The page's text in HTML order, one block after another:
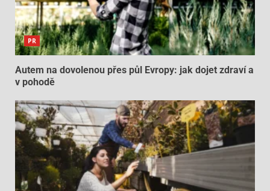
PR
Autem na dovolenou přes půl Evropy: jak dojet zdraví a
v pohodě